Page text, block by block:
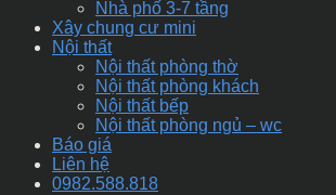
Nhà phố 3-7 tầng
Xây chung cư mini
Nội thất
Nội thất phòng thờ
Nội thất phòng khách
Nội thất bếp
Nội thất phòng ngủ – wc
Báo giá
Liên hệ
0982.588.818